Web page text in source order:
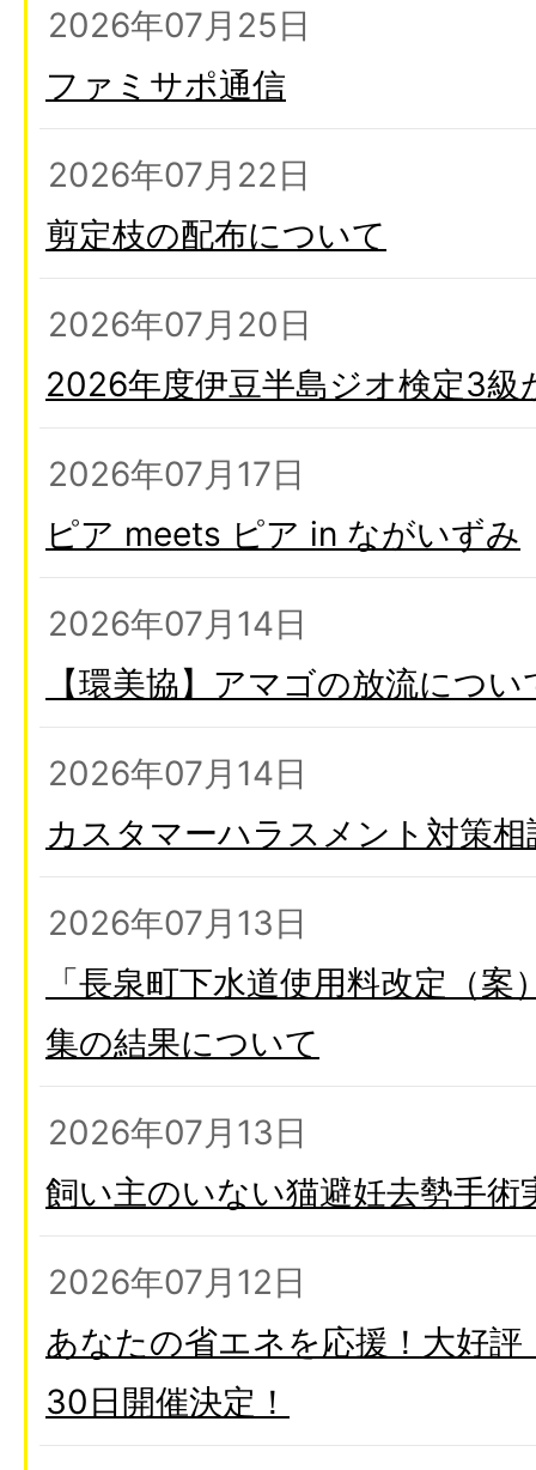
2026年07月25日
ファミサポ通信
2026年07月22日
剪定枝の配布について
2026年07月20日
2026年度伊豆半島ジオ検定3
2026年07月17日
ピア meets ピア in ながいずみ
2026年07月14日
【環美協】アマゴの放流につい
2026年07月14日
カスタマーハラスメント対策
2026年07月13日
「長泉町下水道使用料改定（
集の結果について
2026年07月13日
飼い主のいない猫避妊去勢手術
2026年07月12日
あなたの省エネを応援！大好
30日開催決定！